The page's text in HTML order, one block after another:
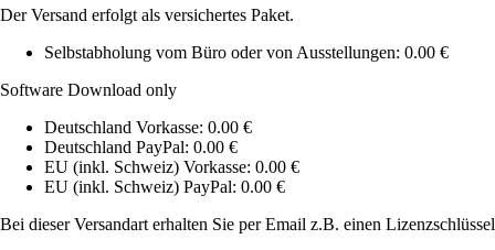
Der Versand erfolgt als versichertes Paket.
Selbstabholung vom Büro oder von Ausstellungen: 0.00 €
Software Download only
Deutschland Vorkasse: 0.00 €
Deutschland PayPal: 0.00 €
EU (inkl. Schweiz) Vorkasse: 0.00 €
EU (inkl. Schweiz) PayPal: 0.00 €
Bei dieser Versandart erhalten Sie per Email z.B. einen